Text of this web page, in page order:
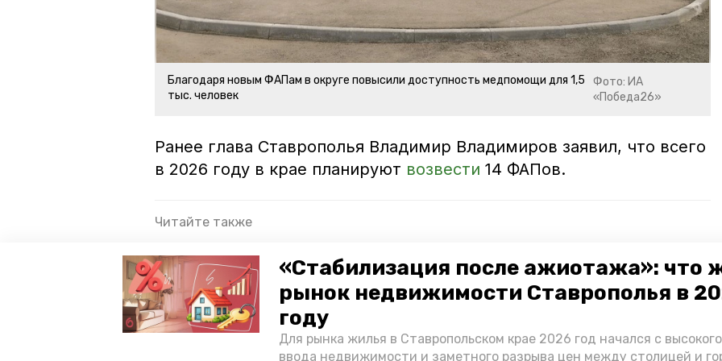
«Стабилизация после ажиотажа»: что
рынок недвижимости Ставрополья в
году
Для рынка жилья в Ставропольском крае 2026 год начался с
ввода недвижимости и заметного разрыва цен между столицей и
Благодаря новым ФАПам в округе повысили доступность медпомощи для 1,5
тыс. человек
Фото: ИА
«Победа26»
Ранее глава Ставрополья Владимир Владимиров заявил, что всего
в 2026 году в крае планируют возвести 14 ФАПов.
Читайте также
округе
Новое оборудование поможет лечить мочекаменную болезнь в Предгорье
Выпускники школ увидели работу больницы в Предгорье благодаря нацпроекту